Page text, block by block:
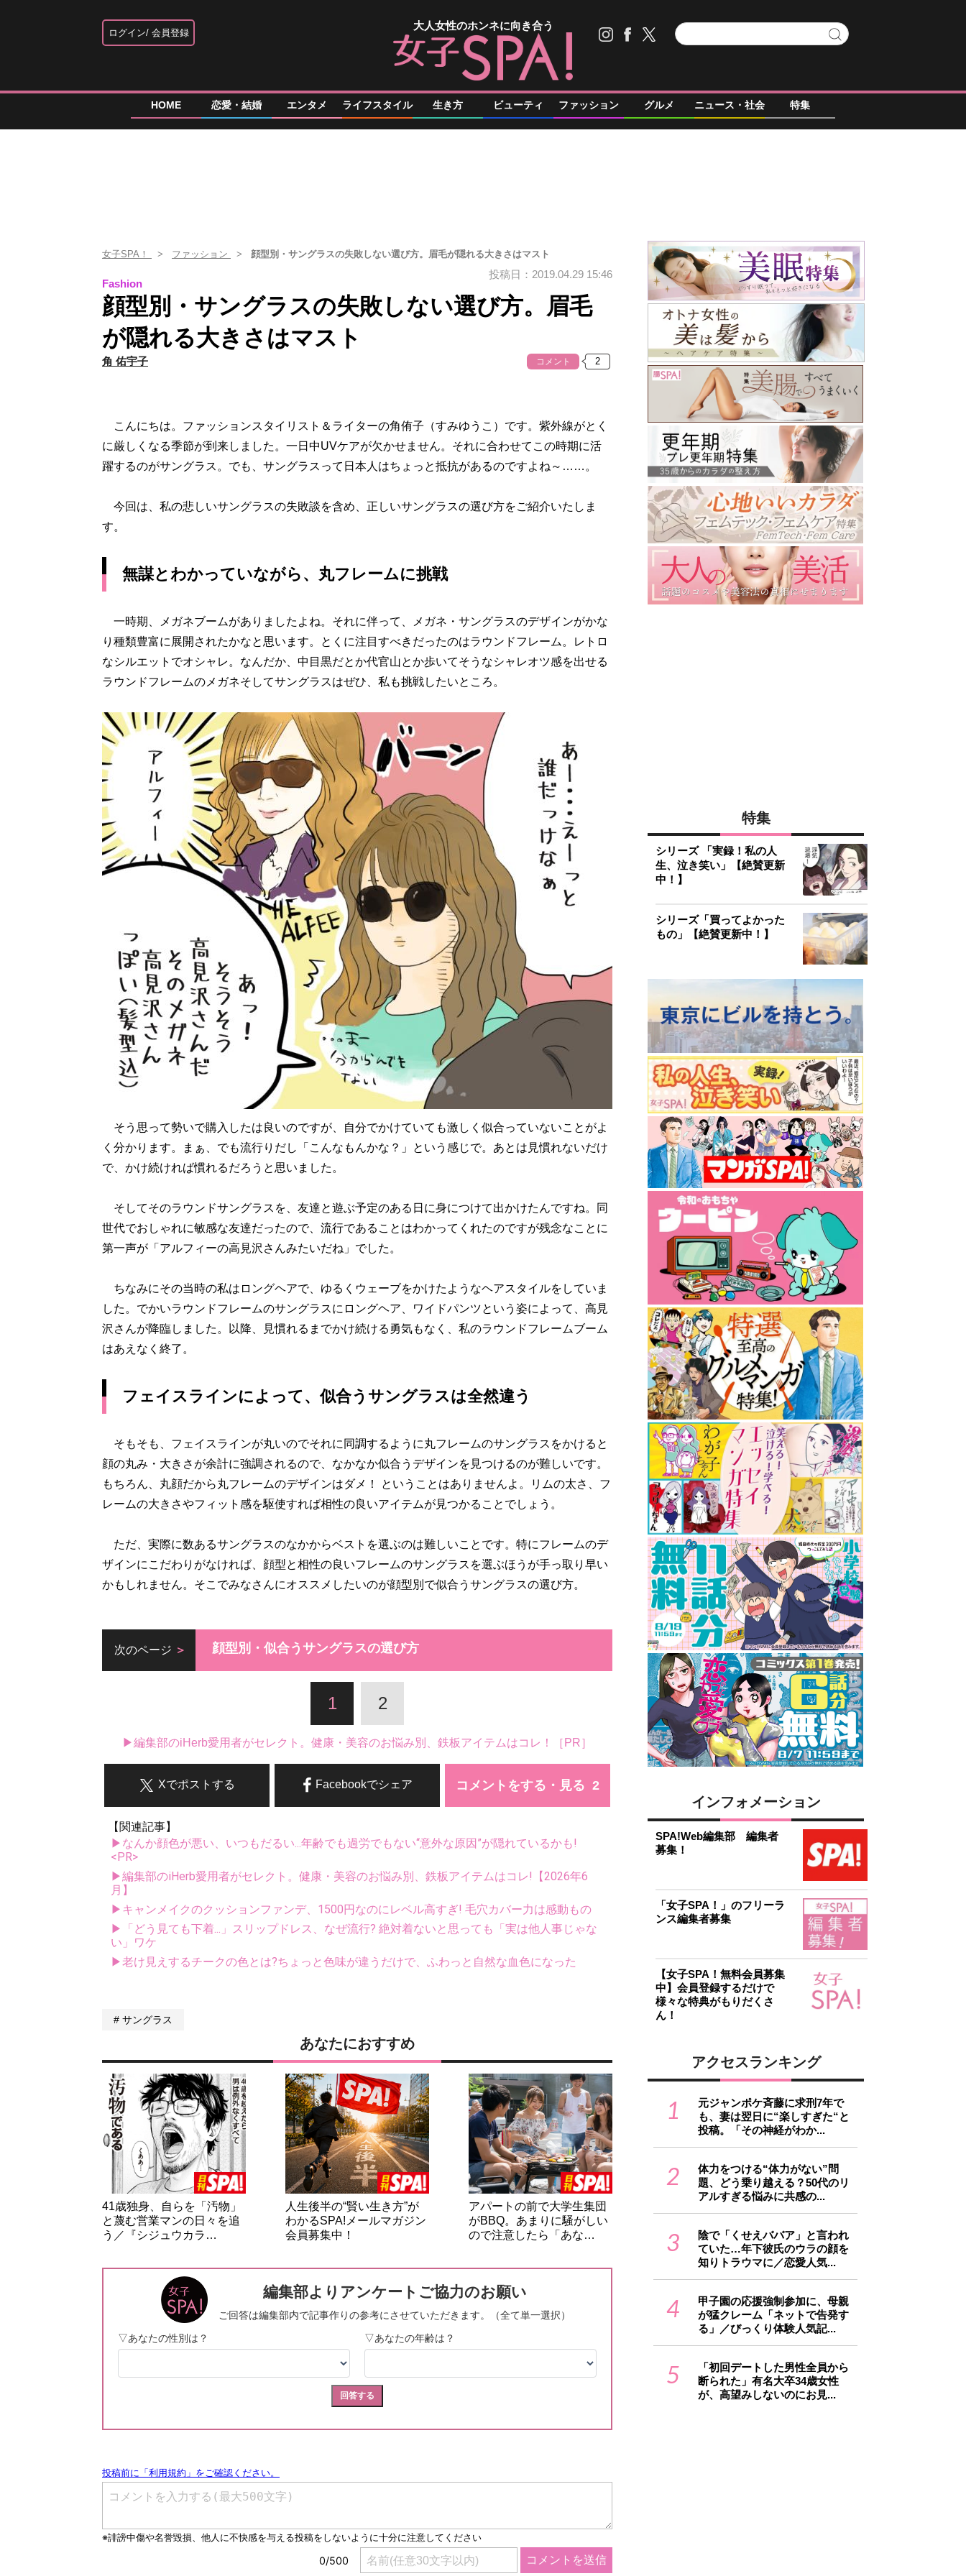
ログイン 会員登録
大人女性のホンネに向き合う
HOME 恋愛・結婚 エンタメ ライフスタイル 生き方 ビューティ ファッション グルメ ニュース・社会 特集
女子SPA！ ファッション 顔型別・サングラスの失敗しない選び方。眉毛が隠れる大きさはマスト
Fashion
投稿日：2019.04.29 15:46
顔型別・サングラスの失敗しない選び方。眉毛
が隠れる大きさはマスト
角 佑宇子 コメント
こんにちは。ファッションスタイリスト＆ライターの角侑子（すみゆうこ）です。紫外線がとく
に厳しくなる季節が到来しました。一日中UVケアが欠かせません。それに合わせてこの時期に活
躍するのがサングラス。でも、サングラスって日本人はちょっと抵抗があるのですよね～……。
今回は、私の悲しいサングラスの失敗談を含め、正しいサングラスの選び方をご紹介いたしま
す。
無謀とわかっていながら、丸フレームに挑戦
一時期、メガネブームがありましたよね。それに伴って、メガネ・サングラスのデザインがかな
り種類豊富に展開されたかなと思います。とくに注目すべきだったのはラウンドフレーム。レトロ
なシルエットでオシャレ。なんだか、中目黒だとか代官山とか歩いてそうなシャレオツ感を出せる
ラウンドフレームのメガネそしてサングラスはぜひ、私も挑戦したいところ。
そう思って勢いで購入したは良いのですが、自分でかけていても激しく似合っていないことがよ
く分かります。まぁ、でも流行りだし「こんなもんかな？」という感じで。あとは見慣れないだけ
で、かけ続ければ慣れるだろうと思いました。
そしてそのラウンドサングラスを、友達と遊ぶ予定のある日に身につけて出かけたんですね。同
世代でおしゃれに敏感な友達だったので、流行であることはわかってくれたのですが残念なことに
第一声が「アルフィーの高見沢さんみたいだね」でした。
ちなみにその当時の私はロングヘアで、ゆるくウェーブをかけたようなヘアスタイルをしていま
した。でかいラウンドフレームのサングラスにロングヘア、ワイドパンツという姿によって、高見
沢さんが降臨しました。以降、見慣れるまでかけ続ける勇気もなく、私のラウンドフレームブーム
はあえなく終了。
フェイスラインによって、似合うサングラスは全然違う
そもそも、フェイスラインが丸いのでそれに同調するように丸フレームのサングラスをかけると
顔の丸み・大きさが余計に強調されるので、なかなか似合うデザインを見つけるのが難しいです。
もちろん、丸顔だから丸フレームのデザインはダメ！ ということはありませんよ。リムの太さ、フ
レームの大きさやフィット感を駆使すれば相性の良いアイテムが見つかることでしょう。
ただ、実際に数あるサングラスのなかからベストを選ぶのは難しいことです。特にフレームのデ
ザインにこだわりがなければ、顔型と相性の良いフレームのサングラスを選ぶほうが手っ取り早い
かもしれません。そこでみなさんにオススメしたいのが顔型別で似合うサングラスの選び方。
次のページ 顔型別・似合うサングラスの選び方
1 2
▶編集部のiHerb愛用者がセレクト。健康・美容のお悩み別、鉄板アイテムはコレ！［PR］
コメントをする・見る
Facebookでシェア
Xでポストする
【関連記事】
▶なんか顔色が悪い、いつもだるい...年齢でも過労でもない“意外な原因”が隠れているかも!
<PR>
▶編集部のiHerb愛用者がセレクト。健康・美容のお悩み別、鉄板アイテムはコレ!【2026年6
月】
▶キャンメイクのクッションファンデ、1500円なのにレベル高すぎ! 毛穴カバー力は感動もの
▶「どう見ても下着...」スリップドレス、なぜ流行? 絶対着ないと思っても「実は他人事じゃな
い」ワケ
▶老け見えするチークの色とは?ちょっと色味が違うだけで、ふわっと自然な血色になった
サングラス
あなたにおすすめ
41歳独身、自らを「汚物」
と蔑む営業マンの日々を追
う／『シジュウカラ…
人生後半の“賢い生き方”が
わかるSPA!メールマガジン
会員募集中！
アパートの前で大学生集団
がBBQ。あまりに騒がしい
ので注意したら「あな…
特集
シリーズ 「実録！私の人
生、泣き笑い」【絶賛更新
中！】
シリーズ「買ってよかった
もの」【絶賛更新中！】
インフォメーション
SPA!Web編集部 編集者
募集！
「女子SPA！」のフリーラ
ンス編集者募集
【女子SPA！無料会員募集
中】会員登録するだけで
様々な特典がもりだくさ
ん！
アクセスランキング
1
元ジャンポケ斉藤に求刑7年で
も、妻は翌日に“楽しすぎた“と
投稿。「その神経がわか...
2
体力をつける“体力がない”問
題、どう乗り越える？50代のリ
アルすぎる悩みに共感の...
3
陰で「くせえババア」と言われ
ていた…年下彼氏のウラの顔を
知りトラウマに／恋愛人気...
4
甲子園の応援強制参加に、母親
が猛クレーム「ネットで告発す
る」／びっくり体験人気記...
5
「初回デートした男性全員から
断られた」有名大卒34歳女性
が、高望みしないのにお見...